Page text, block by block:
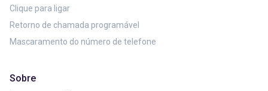
Clique para ligar
Retorno de chamada programável
Mascaramento do número de telefone
Sobre